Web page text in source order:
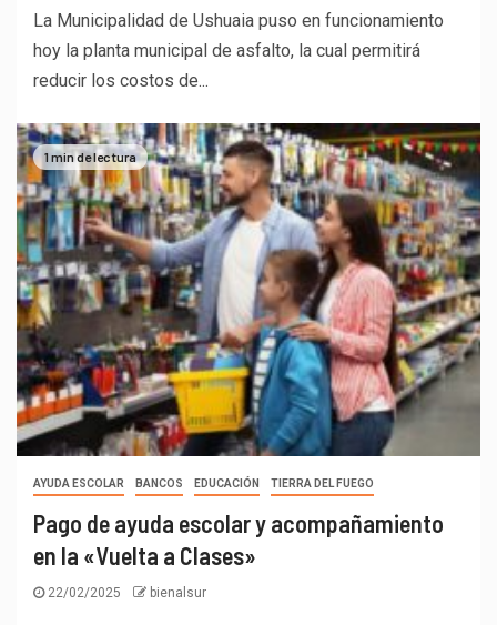
La Municipalidad de Ushuaia puso en funcionamiento
hoy la planta municipal de asfalto, la cual permitirá
reducir los costos de...
1 min de lectura
AYUDA ESCOLAR BANCOS EDUCACIÓN TIERRA DEL FUEGO
Pago de ayuda escolar y acompañamiento
en la «Vuelta a Clases»
22/02/2025 bienalsur